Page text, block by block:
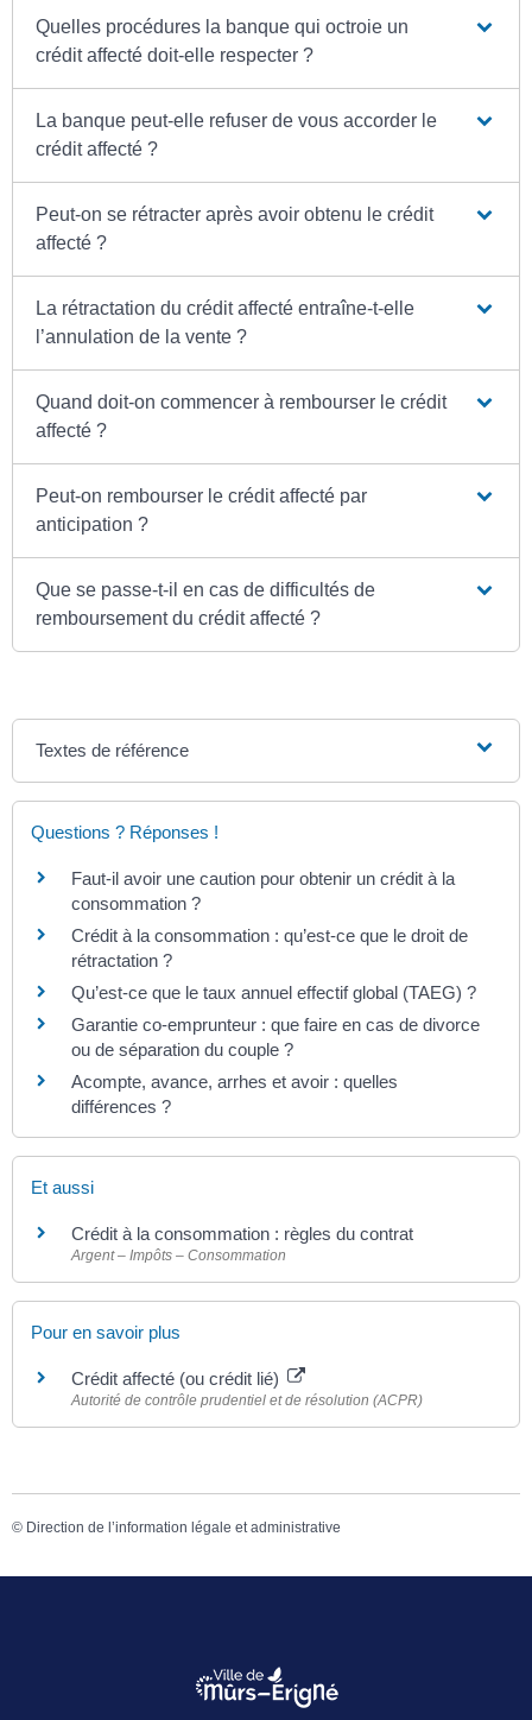
Quelles procédures la banque qui octroie un
crédit affecté doit-elle respecter ?
La banque peut-elle refuser de vous accorder le
crédit affecté ?
Peut-on se rétracter après avoir obtenu le crédit
affecté ?
La rétractation du crédit affecté entraîne-t-elle
l’annulation de la vente ?
Quand doit-on commencer à rembourser le crédit
affecté ?
Peut-on rembourser le crédit affecté par
anticipation ?
Que se passe-t-il en cas de difficultés de
remboursement du crédit affecté ?
Textes de référence
Questions ? Réponses !
Faut-il avoir une caution pour obtenir un crédit à la
consommation ?
Crédit à la consommation : qu’est-ce que le droit de
rétractation ?
Qu’est-ce que le taux annuel effectif global (TAEG) ?
Garantie co-emprunteur : que faire en cas de divorce
ou de séparation du couple ?
Acompte, avance, arrhes et avoir : quelles
différences ?
Et aussi
Crédit à la consommation : règles du contrat
Argent – Impôts – Consommation
Pour en savoir plus
Crédit affecté (ou crédit lié)
Autorité de contrôle prudentiel et de résolution (ACPR)
© Direction de l’information légale et administrative